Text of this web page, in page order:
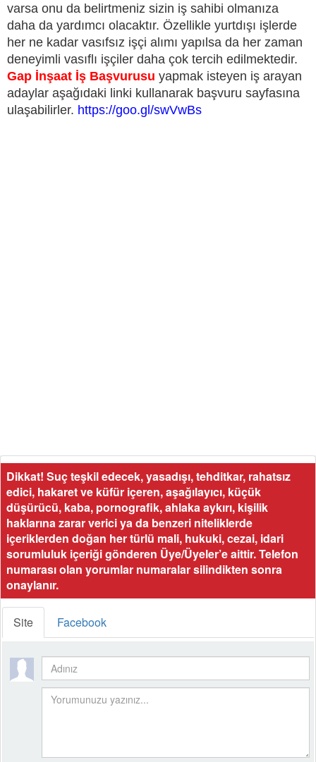
varsa onu da belirtmeniz sizin iş sahibi olmanıza
daha da yardımcı olacaktır. Özellikle yurtdışı işlerde
her ne kadar vasıfsız işçi alımı yapılsa da her zaman
deneyimli vasıflı işçiler daha çok tercih edilmektedir.
Gap İnşaat İş Başvurusu yapmak isteyen iş arayan
adaylar aşağıdaki linki kullanarak başvuru sayfasına
ulaşabilirler. https://goo.gl/swVwBs
Dikkat! Suç teşkil edecek, yasadışı, tehditkar, rahatsız
edici, hakaret ve küfür içeren, aşağılayıcı, küçük
düşürücü, kaba, pornografik, ahlaka aykırı, kişilik
haklarına zarar verici ya da benzeri niteliklerde
içeriklerden doğan her türlü mali, hukuki, cezai, idari
sorumluluk içeriği gönderen Üye/Üyeler’e aittir. Telefon
numarası olan yorumlar numaralar silindikten sonra
onaylanır.
Site Facebook